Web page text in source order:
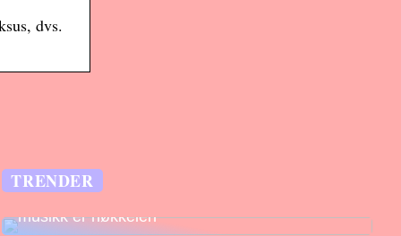
dvs.
TRENDER
musikk er nøkkelen